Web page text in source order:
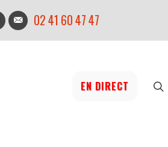
02 41 60 47 47
EN DIRECT